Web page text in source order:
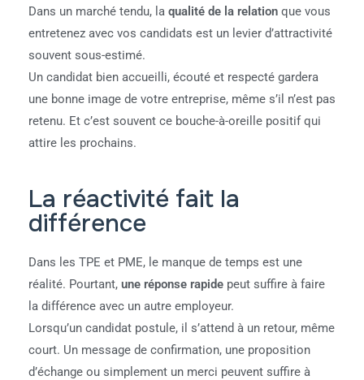
Dans un marché tendu, la qualité de la relation que vous
entretenez avec vos candidats est un levier d’attractivité
souvent sous-estimé.
Un candidat bien accueilli, écouté et respecté gardera
une bonne image de votre entreprise, même s’il n’est pas
retenu. Et c’est souvent ce bouche-à-oreille positif qui
attire les prochains.
La réactivité fait la
différence
Dans les TPE et PME, le manque de temps est une
réalité. Pourtant, une réponse rapide peut suffire à faire
la différence avec un autre employeur.
Lorsqu’un candidat postule, il s’attend à un retour, même
court. Un message de confirmation, une proposition
d’échange ou simplement un merci peuvent suffire à